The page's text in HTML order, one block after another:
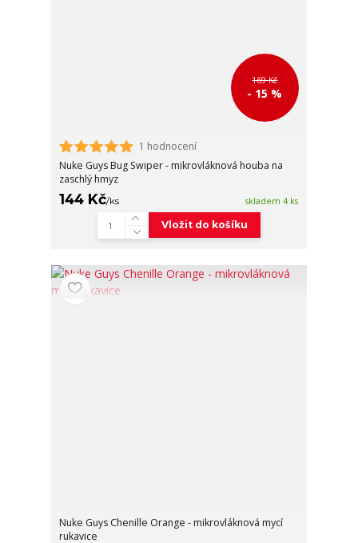
169 Kč
- 15 %
1 hodnocení
Nuke Guys Bug Swiper - mikrovláknová houba na
zaschlý hmyz
144 Kč/ks skladem 4 ks
Vložit do košíku
Nuke Guys Chenille Orange - mikrovláknová mycí
rukavice